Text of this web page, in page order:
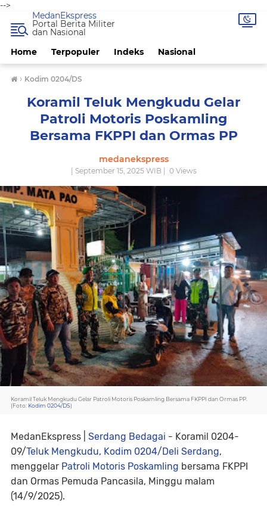
-->
Home Terpopuler Indeks Nasional
MedanEkspress
Portal Berita Militer
dan Nasional
› Kodim 0204/DS
Koramil Teluk Mengkudu Gelar
Patroli Motoris Poskamling
Bersama FKPPI dan Ormas PP
medanekspress
| September 15, 2025 WIB | 0Views
Koramil Teluk Mengkudu Gelar Patroli Motoris Poskamling Bersama FKPPI dan Ormas PP.
(Foto: Kodim 0204/DS)
MedanEkspress | Serdang Bedagai - Koramil 0204-
09/Teluk Mengkudu, Kodim 0204/Deli Serdang,
menggelar Patroli Motoris Poskamling bersama FKPPI
dan Ormas Pemuda Pancasila, Minggu malam
(14/9/2025).